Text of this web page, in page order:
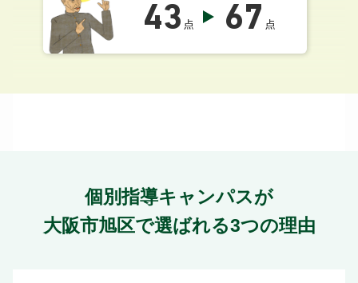
43 点 67 点
個別指導キャンパスが
大阪市旭区で選ばれる3つの理由